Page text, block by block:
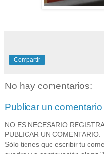
Compartir
No hay comentarios:
Publicar un comentario
NO ES NECESARIO
PUBLICAR UN COMENTARIO.
Sólo tienes que escribir tu